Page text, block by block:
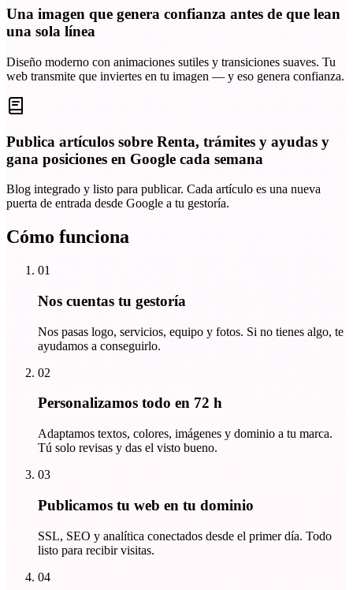
Una imagen que genera confianza antes de que lean
una sola línea
Diseño moderno con animaciones sutiles y transiciones suaves. Tu
web transmite que inviertes en tu imagen — y eso genera confianza.
Publica artículos sobre Renta, trámites y ayudas y
gana posiciones en Google cada semana
Blog integrado y listo para publicar. Cada artículo es una nueva
puerta de entrada desde Google a tu gestoría.
Cómo funciona
01
Nos cuentas tu gestoría
Nos pasas logo, servicios, equipo y fotos. Si no tienes algo, te
ayudamos a conseguirlo.
02
Personalizamos todo en 72 h
Adaptamos textos, colores, imágenes y dominio a tu marca.
Tú solo revisas y das el visto bueno.
03
Publicamos tu web en tu dominio
SSL, SEO y analítica conectados desde el primer día. Todo
listo para recibir visitas.
04